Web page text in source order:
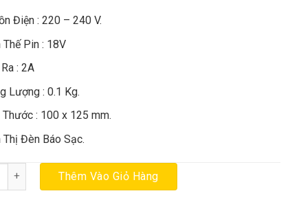
Điện : 220 – 240 V.
Pin : 18V
: 2A
Lượng : 0.1 Kg.
Thước : 100 x 125 mm.
Thị Đèn Báo Sạc.
pin 10.8-18V/ 2A Dewalt DCB1102-B1 chính hãng số lượng
Thêm Vào Giỏ Hàng